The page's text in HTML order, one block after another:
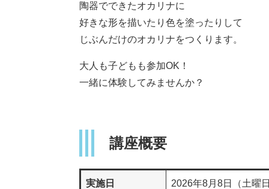
陶器でできたオカリナに
好きな形を描いたり色を塗ったりして
じぶんだけのオカリナをつくります。
大人も子どもも参加OK！
一緒に体験してみませんか？
講座概要
実施日 2026年8月8日（土曜